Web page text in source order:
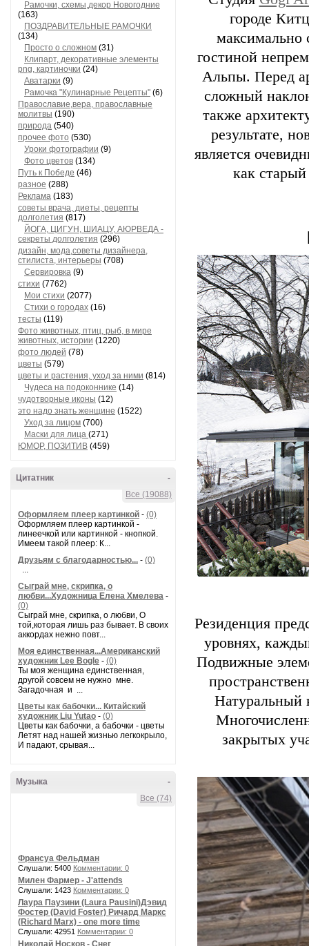
Рамочки, схемы,декор Новогодние
(163)
ПОЗДРАВИТЕЛЬНЫЕ РАМОЧКИ
(134)
Просто о сложном (31)
Клипарт, декоративные элементы
png, картиночки (24)
Аватарки (9)
Рамочка "Кулинарные Рецепты" (6)
Православие,вера, православные
молитвы (190)
природа (540)
прочее фото (530)
Уроки фотографии (9)
Фото цветов (134)
Путь к Победе (46)
разное (288)
Реклама (183)
советы врача, диеты, рецепты
долголетия (817)
ЙОГА, ЦИГУН, ШИАЦУ, АЮРВЕДА -
секреты долголетия (296)
дизайн, мода,советы дизайнера,
стилиста, интерьеры (708)
Сервировка (9)
стихи (7762)
Мои стихи (2077)
Стихи о городах (16)
тесты (119)
Фото животных, птиц, рыб, в мире
животных, истории (1220)
фото людей (78)
цветы (579)
цветы и растения, уход за ними (814)
Чудеса на подоконнике (14)
чудотворные иконы (12)
это надо знать женщине (1522)
Уход за лицом (700)
Маски для лица (271)
ЮМОР, ПОЗИТИВ (459)
-
Цитатник
Все (19088)
Оформляем плеер картинкой - (0)
Оформляем плеер картинкой -
линеечкой или картинкой - кнопкой.
Имеем такой плеер: К...
Друзьям с благодарностью... - (0)
...
Сыграй мне, скрипка, о
любви...Художница Елена Хмелева -
(0)
Сыграй мне, скрипка, о любви, О
той,которая лишь раз бывает. В своих
аккордах нежно повт...
Моя единственная...Американский
художник Lee Bogle - (0)
Ты моя женщина единственная,
другой совсем не нужно мне.
Загадочная и ...
Цветы как бабочки... Китайский
художник Liu Yutao - (0)
Цветы как бабочки, а бабочки - цветы
Летят над нашей жизнью легкокрыло,
И падают, срывая...
-
Музыка
Все (74)
Франсуа Фельдман
Слушали: 5400 Комментарии: 0
Милен Фармер - J'attends
Слушали: 1423 Комментарии: 0
Лаура Паузини (Laura Pausini)Дэвид
Фостер (David Foster) Ричард Маркс
(Richard Marx) - one more time
Слушали: 42951 Комментарии: 0
Николай Носков - Снег
городе
максимально
гостиной
Альпы. Перед
сложный
также
результате,
является
как
Резиденция
уровнях,
Подвижные
Натуральный
закрытых